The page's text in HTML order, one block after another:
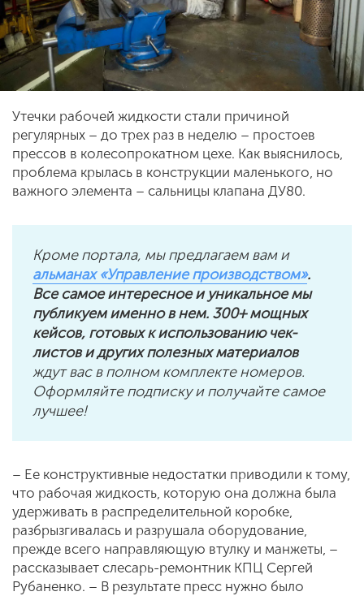
Утечки рабочей жидкости стали причиной
регулярных – до трех раз в неделю – простоев
прессов в колесопрокатном цехе. Как выяснилось,
проблема крылась в конструкции маленького, но
важного элемента – сальницы клапана ДУ80.
Кроме портала, мы предлагаем вам и
альманах «Управление производством».
Все самое интересное и уникальное мы
публикуем именно в нем. 300+ мощных
кейсов, готовых к использованию чек-
листов и других полезных материалов
ждут вас в полном комплекте номеров.
Оформляйте подписку и получайте самое
лучшее!
– Ее конструктивные недостатки приводили к тому,
что рабочая жидкость, которую она должна была
удерживать в распределительной коробке,
разбрызгивалась и разрушала оборудование,
прежде всего направляющую втулку и манжеты, –
рассказывает слесарь-ремонтник КПЦ Сергей
Рубаненко. – В результате пресс нужно было